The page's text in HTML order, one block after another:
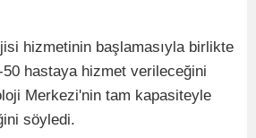
hizmetinin başlamasıyla birlikte
hastaya hizmet verileceğini
Merkezi'nin tam kapasiteyle
söyledi.